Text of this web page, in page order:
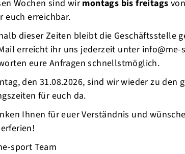
und Unterstützer
Wochen sind wirmontags bis freitags
euch erreichbar.
dieser Zeiten bleibt die Geschäftsstelle
erreicht ihr uns jederzeit unter info@me-
eure Anfragen schnellstmöglich.
den 31.08.2026, sind wir wieder zu den
für euch da.
Ihnen für euer Verständnis und
sport Team